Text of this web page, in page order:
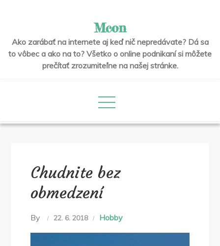
Mcon
Ako zarábať na internete aj keď nič nepredávate? Dá sa
to vôbec a ako na to? Všetko o online podnikaní si môžete
prečítať zrozumiteľne na našej stránke.
Chudnite bez
obmedzení
By 22. 6. 2018 Hobby